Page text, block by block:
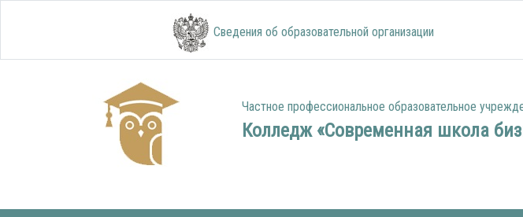
Сведения об образовательной организации
Частное профессиональное образовательное
Колледж «Современная школа